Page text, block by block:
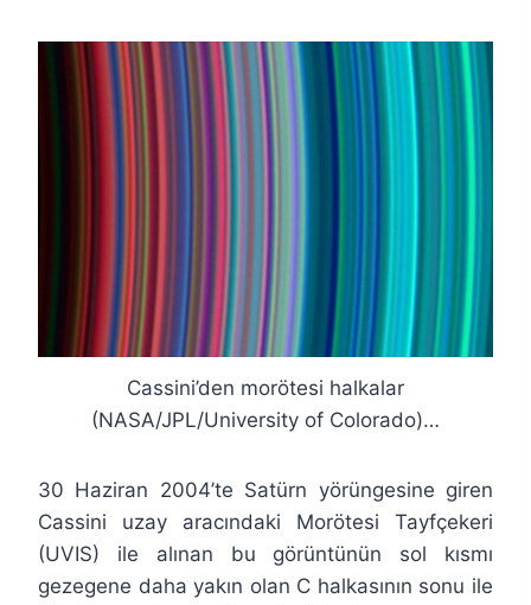
Cassini’den morötesi halkalar
(NASA/JPL/University of Colorado)…
30 Haziran 2004’te Satürn yörüngesine giren
Cassini uzay aracındaki Morötesi Tayfçekeri
(UVIS) ile alınan bu görüntünün sol kısmı
gezegene daha yakın olan C halkasının sonu ile